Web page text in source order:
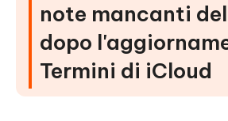
note mancanti
dopo
Termini di iCloud